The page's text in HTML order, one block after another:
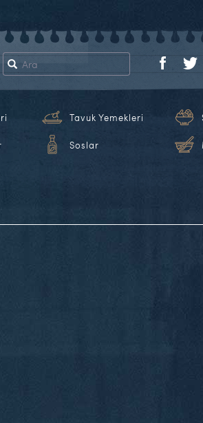
Tavuk Yemekleri
Soslar